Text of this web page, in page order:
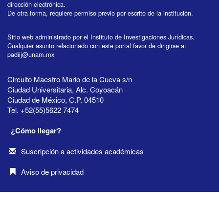
dirección electrónica.
De otra forma, requiere permiso previo por escrito de la institución.
Sitio web administrado por el Instituto de Investigaciones Jurídicas.
Cualquier asunto relacionado con este portal favor de dirigirse a:
padiij@unam.mx
Circuito Maestro Mario de la Cueva s/n
Ciudad Universitaria, Alc. Coyoacán
Ciudad de México, C.P. 04510
Tel. +52(55)5622 7474
¿Cómo llegar?
Suscripción a actividades académicas
Aviso de privacidad